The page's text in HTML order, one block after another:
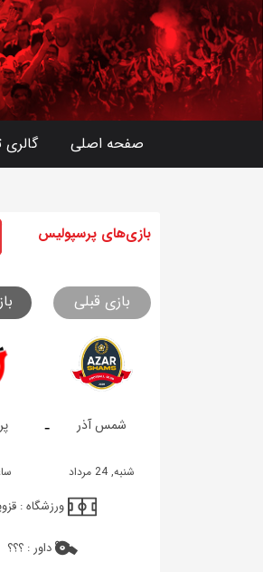
صفحه اصلی گالری
بازی های پرسپولیس
بازی قبلی
- شمس آذر
شنبه, 24 مرداد
ورزشگاه :
داور :؟؟؟